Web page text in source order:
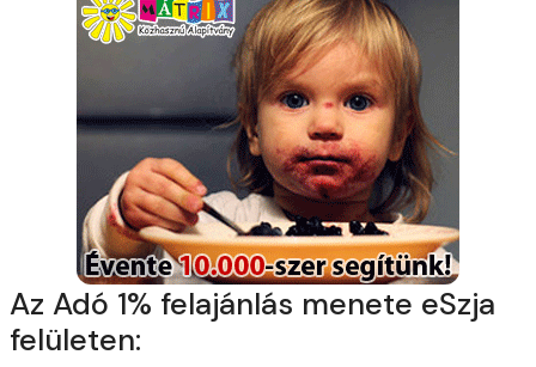
Az Adó 1% felajánlás menete eSzja
felületen: